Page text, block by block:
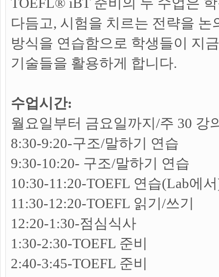
다듬고, 시험을 치르는 전략을 논
방식을 연습함으로 학생들이 지
기술들을 활용하게 합니다.
수업시간:
월요일부터 금요일까지/주 30 강
8:30-9:20-구조/말하기 연습
9:30-10:20- 구조/말하기 연습
10:30-11:20-TOEFL 연습(Lab에
11:30-12:20-TOEFL 읽기/쓰기
12:20-1:30-점심식사
1:30-2:30-TOEFL 준비
2:40-3:45-TOEFL 준비